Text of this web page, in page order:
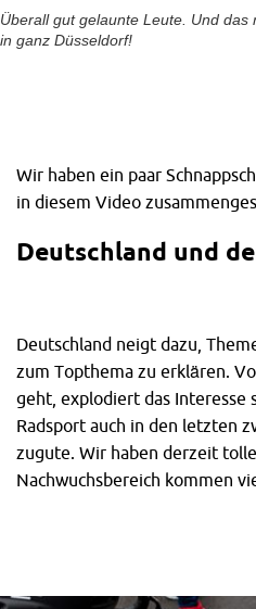
Überall gut gelaunte Leute. Und
in ganz Düsseldorf!
Wir haben ein paar
in diesem Video
Deutschland und
Deutschland neigt dazu,
zum Topthema zu erklären.
geht, explodiert das Interesse
Radsport auch in den letzten
zugute. Wir haben derzeit
Nachwuchsbereich kommen